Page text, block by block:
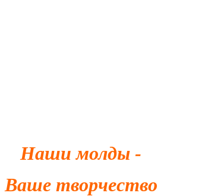
Наши молды -
Ваше творчество